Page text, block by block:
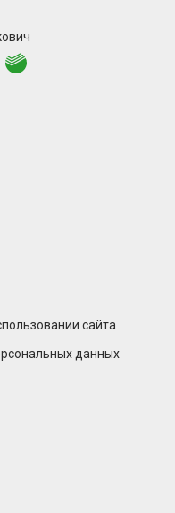
сайта
данных